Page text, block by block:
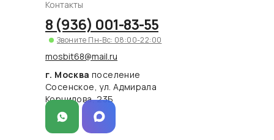
г. Москва поселение
Сосенское, ул. Адмирала
Корнилова, 23Б
8 (936) 001-83-55
Звоните Пн-Вс: 08:00-22:00
mosbit68@mail.ru
Контакты